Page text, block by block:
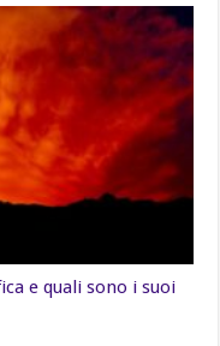
e quali sono i suoi